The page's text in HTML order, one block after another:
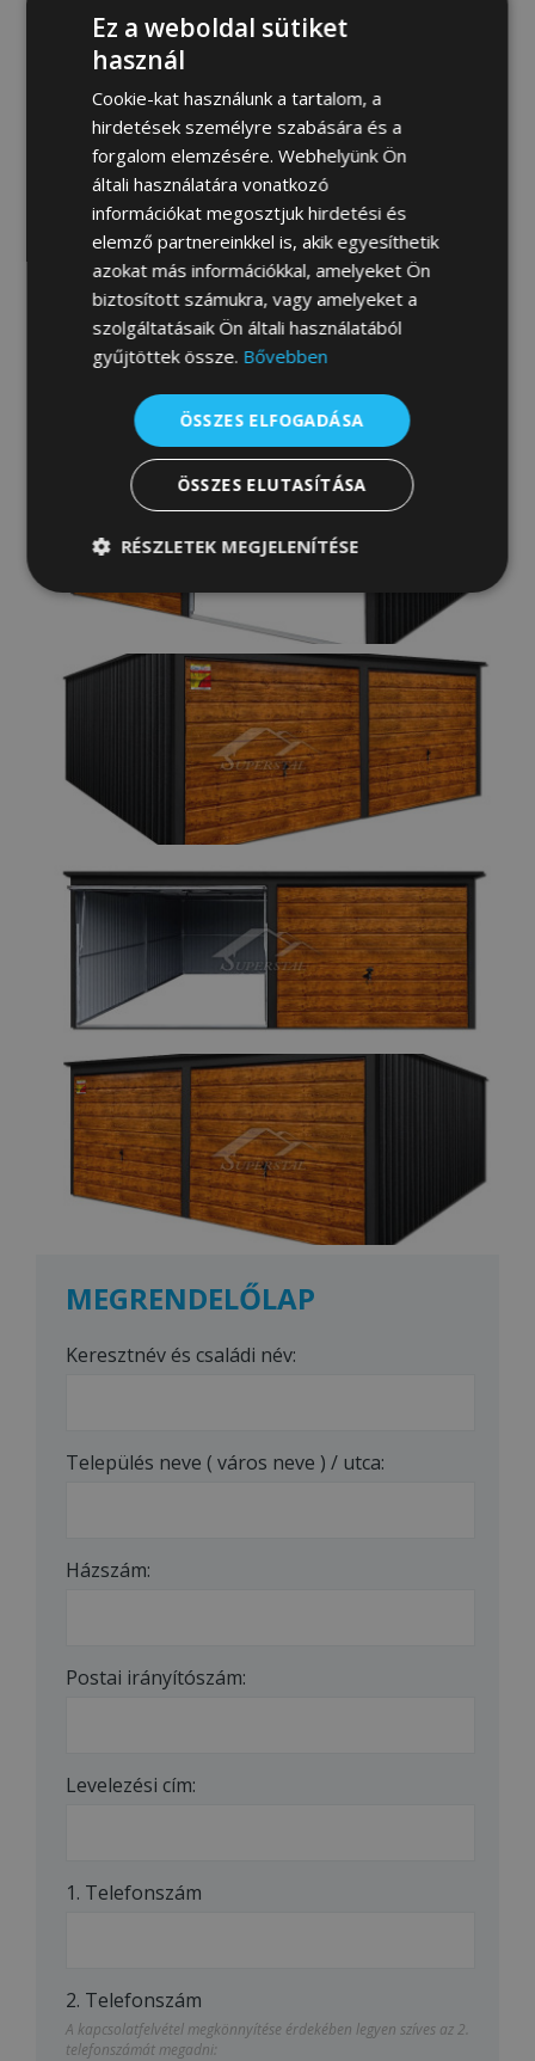
MEGRENDELŐLAP
Keresztnév és családi név:
Település neve ( város neve ) / utca:
Házszám:
Postai irányítószám:
Levelezési cím:
1. Telefonszám
2. Telefonszám
A kapcsolatfelvétel megkönnyítése érdekében legyen szíves az 2.
telefonszámát megadni:
Ez a weboldal sütiket
használ
Cookie-kat használunk a tartalom, a
hirdetések személyre szabására és a
forgalom elemzésére. Webhelyünk Ön
általi használatára vonatkozó
információkat megosztjuk hirdetési és
elemző partnereinkkel is, akik egyesíthetik
azokat más információkkal, amelyeket Ön
biztosított számukra, vagy amelyeket a
szolgáltatásaik Ön általi használatából
gyűjtöttek össze. Bővebben
ÖSSZES ELFOGADÁSA
ÖSSZES ELUTASÍTÁSA
RÉSZLETEK MEGJELENÍTÉSE
Elengedhetetlenül
szükséges
Teljesítmény
Célzás Funkcionalitás
Besorolatlan